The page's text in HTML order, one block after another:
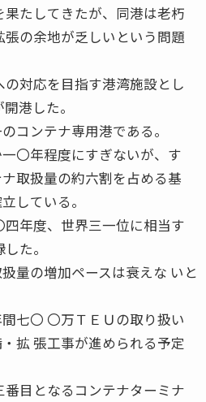
たしてきたが、同港は老朽
の余地が乏しいという問題
対応を目指す港湾施設とし
港した。
コンテナ専用港である。
〇年程度にすぎないが、す
取扱量の約六割を占める基
している。
年度、世界三一位に相当す
た。
量の増加ペースは衰えな いと
七〇 〇万ＴＥＵの取り扱い
拡 張工事が進められる予定
目となるコンテナターミナ